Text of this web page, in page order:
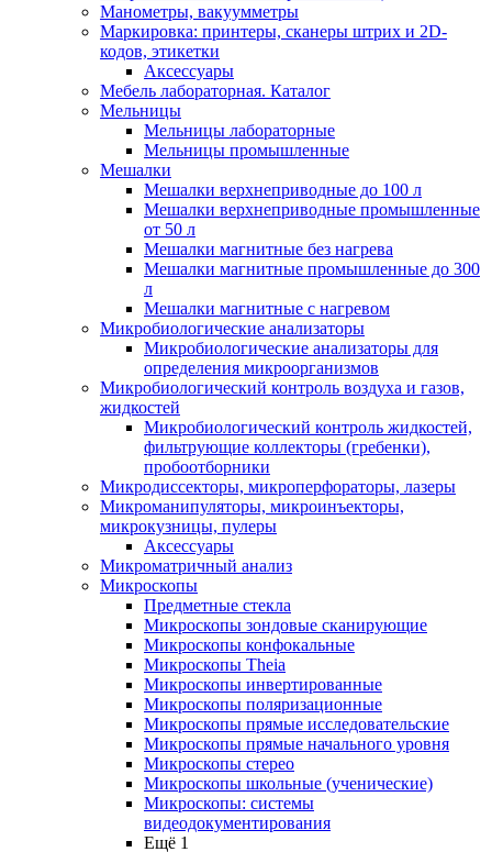
Манометры, вакуумметры
Маркировка: принтеры, сканеры штрих и 2D-
кодов, этикетки
Аксессуары
Мебель лабораторная. Каталог
Мельницы
Мельницы лабораторные
Мельницы промышленные
Мешалки
Мешалки верхнеприводные до 100 л
Мешалки верхнеприводные промышленные
от 50 л
Мешалки магнитные без нагрева
Мешалки магнитные промышленные до 300
л
Мешалки магнитные с нагревом
Микробиологические анализаторы
Микробиологические анализаторы для
определения микроорганизмов
Микробиологический контроль воздуха и газов,
жидкостей
Микробиологический контроль жидкостей,
фильтрующие коллекторы (гребенки),
пробоотборники
Микродиссекторы, микроперфораторы, лазеры
Микроманипуляторы, микроинъекторы,
микрокузницы, пулеры
Аксессуары
Микроматричный анализ
Микроскопы
Предметные стекла
Микроскопы зондовые сканирующие
Микроскопы конфокальные
Микроскопы Theia
Микроскопы инвертированные
Микроскопы поляризационные
Микроскопы прямые исследовательские
Микроскопы прямые начального уровня
Микроскопы стерео
Микроскопы школьные (ученические)
Микроскопы: системы
видеодокументирования
Ещё 1